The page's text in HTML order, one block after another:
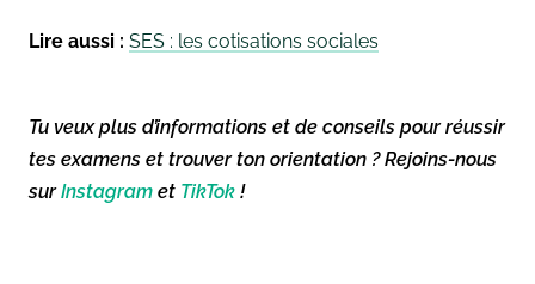
Lire aussi : SES : les cotisations sociales
Tu veux plus d’informations et de conseils pour réussir
tes examens et trouver ton orientation ? Rejoins-nous
surInstagram et TikTok !